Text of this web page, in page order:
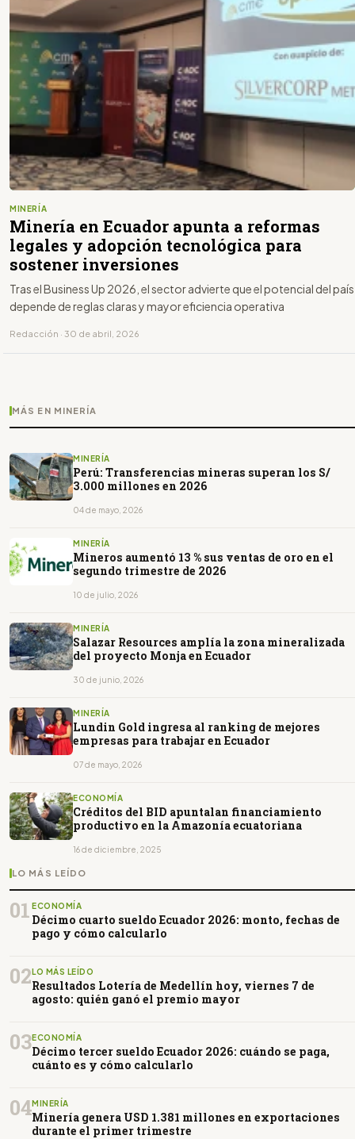
MINERÍA
Minería en Ecuador apunta a reformas
legales y adopción tecnológica para
sostener inversiones
Tras el Business Up 2026, el sector advierte que el potencial del país
depende de reglas claras y mayor eficiencia operativa
Redacción · 30 de abril, 2026
MÁS EN MINERÍA
MINERÍA
Perú: Transferencias mineras superan los S/
3.000 millones en 2026
04 de mayo, 2026
MINERÍA
Mineros aumentó 13 % sus ventas de oro en el
segundo trimestre de 2026
10 de julio, 2026
MINERÍA
Salazar Resources amplía la zona mineralizada
del proyecto Monja en Ecuador
30 de junio, 2026
MINERÍA
Lundin Gold ingresa al ranking de mejores
empresas para trabajar en Ecuador
07 de mayo, 2026
ECONOMÍA
Créditos del BID apuntalan financiamiento
productivo en la Amazonía ecuatoriana
16 de diciembre, 2025
LO MÁS LEÍDO
01 ECONOMÍA
Décimo cuarto sueldo Ecuador 2026: monto, fechas de
pago y cómo calcularlo
02LO MÁS LEÍDO
Resultados Lotería de Medellín hoy, viernes 7 de
agosto: quién ganó el premio mayor
03ECONOMÍA
Décimo tercer sueldo Ecuador 2026: cuándo se paga,
cuánto es y cómo calcularlo
04MINERÍA
Minería genera USD 1.381 millones en exportaciones
durante el primer trimestre